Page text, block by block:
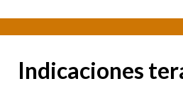
Indicaciones